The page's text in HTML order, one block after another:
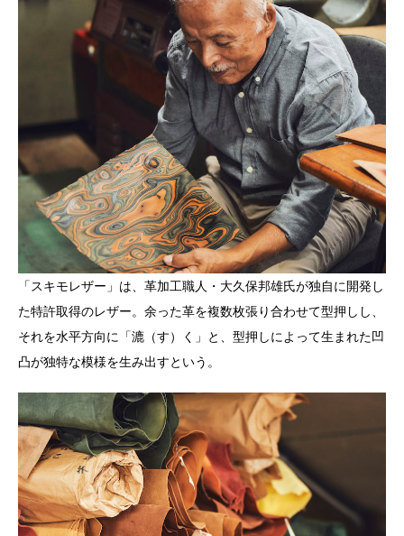
「スキモレザー」は、革加工職人・大久保邦雄氏が独自に開発し
た特許取得のレザー。余った革を複数枚張り合わせて型押しし、
それを水平方向に「漉（す）く」と、型押しによって生まれた凹
凸が独特な模様を生み出すという。